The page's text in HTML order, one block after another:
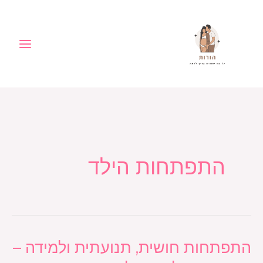
התפתחות הילד
התפתחות חושית, תנועתית ולמידה –
התפתחות